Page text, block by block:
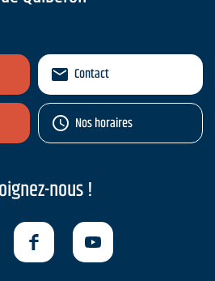
Contact
Nos horaires
nous !